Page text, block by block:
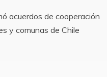
a
m
A
p
acuerdos de cooperación
y comunas de Chile